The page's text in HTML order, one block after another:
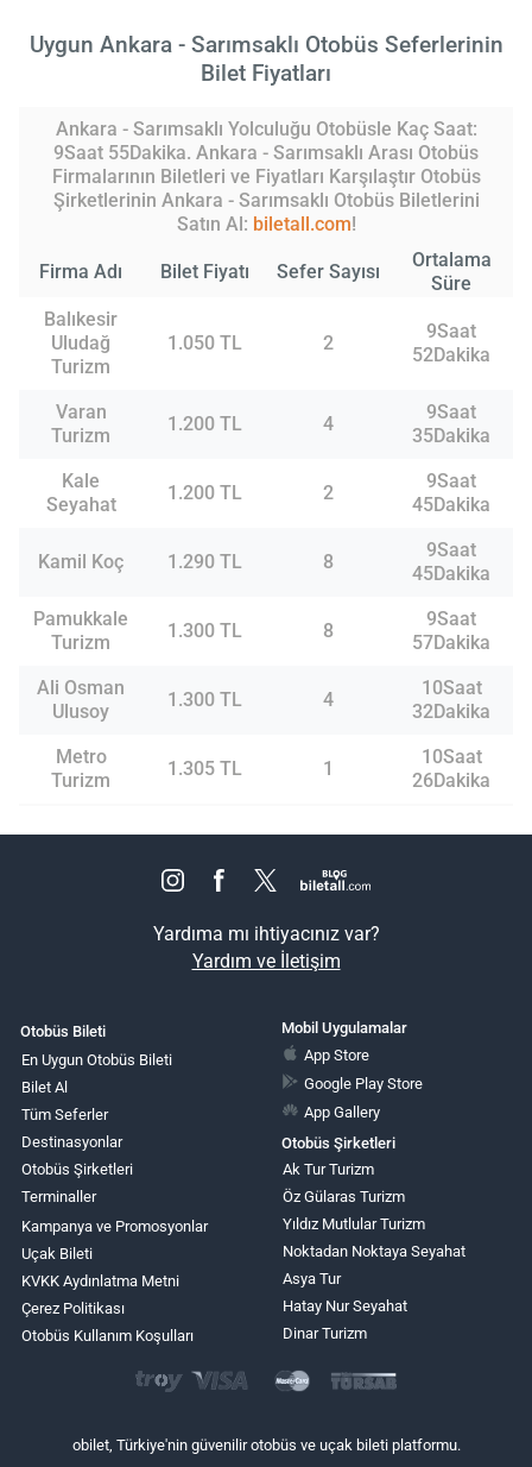
Uygun Ankara - Sarımsaklı Otobüs Seferlerinin
Bilet Fiyatları
Ankara - Sarımsaklı Yolculuğu Otobüsle Kaç Saat:
9Saat 55Dakika. Ankara - Sarımsaklı Arası Otobüs
Firmalarının Biletleri ve Fiyatları Karşılaştır Otobüs
Şirketlerinin Ankara - Sarımsaklı Otobüs Biletlerini
Satın Al: biletall.com!
Firma Adı Bilet Fiyatı Sefer Sayısı
Ortalama
Süre
Balıkesir
Uludağ
Turizm
1.050 TL 2
9Saat
52Dakika
Varan
Turizm
1.200 TL 4
9Saat
35Dakika
Kale
Seyahat
1.200 TL 2
9Saat
45Dakika
Kamil Koç 1.290 TL 8
9Saat
45Dakika
Pamukkale
Turizm
1.300 TL 8
9Saat
57Dakika
Ali Osman
Ulusoy
1.300 TL 4
10Saat
32Dakika
Metro
Turizm
1.305 TL 1
10Saat
26Dakika
Yardıma mı ihtiyacınız var?
Yardım ve İletişim
Otobüs Bileti
En Uygun Otobüs Bileti
Bilet Al
Tüm Seferler
Destinasyonlar
Otobüs Şirketleri
Terminaller
Kampanya ve Promosyonlar
Uçak Bileti
KVKK Aydınlatma Metni
Çerez Politikası
Otobüs Kullanım Koşulları
Mobil Uygulamalar
App Store
Google Play Store
App Gallery
Otobüs Şirketleri
Ak Tur Turizm
Öz Gülaras Turizm
Yıldız Mutlular Turizm
Noktadan Noktaya Seyahat
Asya Tur
Hatay Nur Seyahat
Dinar Turizm
obilet, Türkiye'nin güvenilir otobüs ve uçak bileti platformu.